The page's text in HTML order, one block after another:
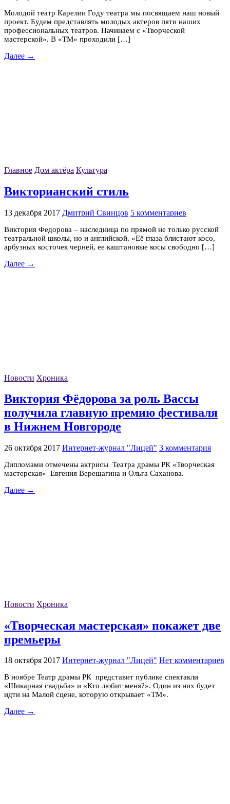
Молодой театр Карелии Году театра мы посвящаем наш новый
проект. Будем представлять молодых актеров пяти наших
профессиональных театров. Начинаем с «Творческой
мастерской». В «ТМ» проходили […]
Далее →
Главное Дом актёра Культура
Викторианский стиль
13 декабря 2017 Дмитрий Свинцов 5 комментариев
Виктория Федорова – наследница по прямой не только русской
театральной школы, но и английской. «Её глаза блистают косо,
арбузных косточек черней, ее каштановые косы свободно […]
Далее →
Новости Хроника
Виктория Фёдорова за роль Вассы
получила главную премию фестиваля
в Нижнем Новгороде
26 октября 2017 Интернет-журнал "Лицей" 3 комментария
Дипломами отмечены актрисы Театра драмы РК «Творческая
мастерская» Евгения Верещагина и Ольга Саханова.
Далее →
Новости Хроника
«Творческая мастерская» покажет две
премьеры
18 октября 2017 Интернет-журнал "Лицей" Нет комментариев
В ноябре Театр драмы РК представит публике спектакли
«Шикарная свадьба» и «Кто любит меня?». Один из них будет
идти на Малой сцене, которую открывает «ТМ».
Далее →